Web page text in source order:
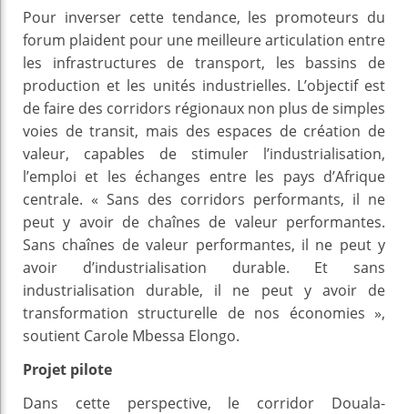
Pour inverser cette tendance, les promoteurs du
forum plaident pour une meilleure articulation entre
les infrastructures de transport, les bassins de
production et les unités industrielles. L’objectif est
de faire des corridors régionaux non plus de simples
voies de transit, mais des espaces de création de
valeur, capables de stimuler l’industrialisation,
l’emploi et les échanges entre les pays d’Afrique
centrale. « Sans des corridors performants, il ne
peut y avoir de chaînes de valeur performantes.
Sans chaînes de valeur performantes, il ne peut y
avoir d’industrialisation durable. Et sans
industrialisation durable, il ne peut y avoir de
transformation structurelle de nos économies »,
soutient Carole Mbessa Elongo.
Projet pilote
Dans cette perspective, le corridor Douala-